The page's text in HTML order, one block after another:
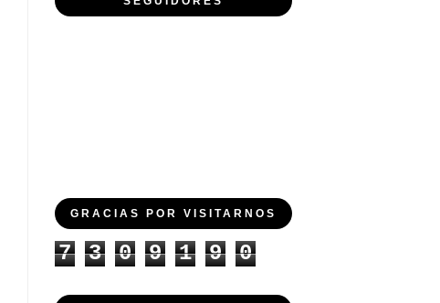
GRACIAS POR VISITARNOS
7 3 0 9 1 9 0